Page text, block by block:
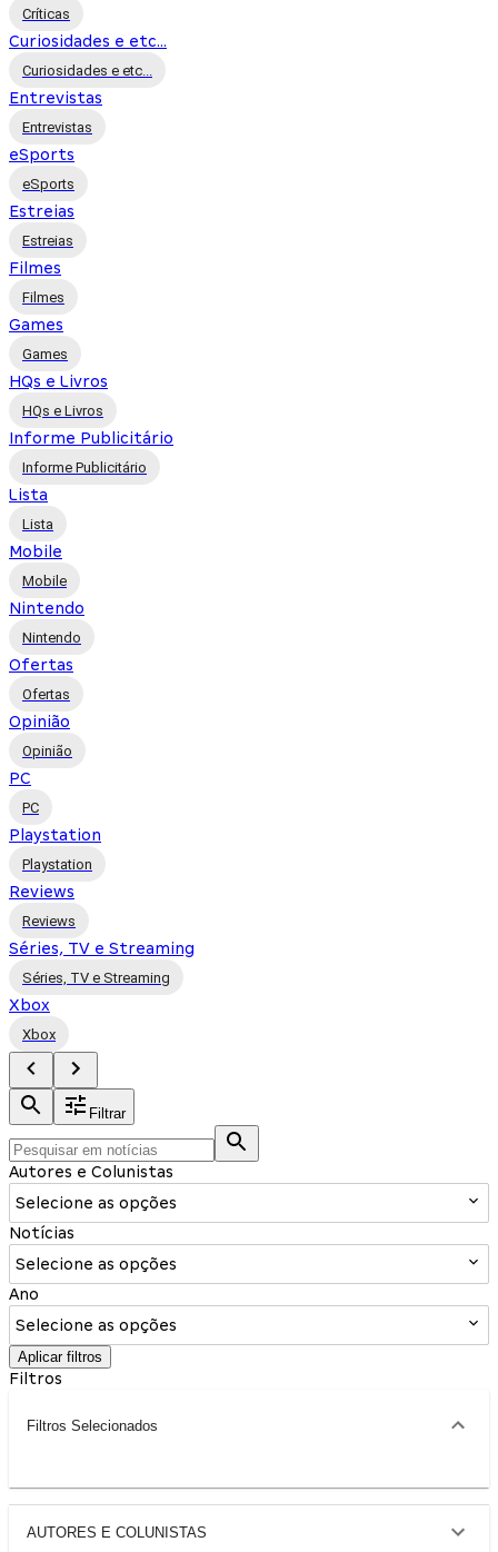
Críticas
Curiosidades e etc...
Curiosidades e etc...
Entrevistas
Entrevistas
eSports
eSports
Estreias
Estreias
Filmes
Filmes
Games
Games
HQs e Livros
HQs e Livros
Informe Publicitário
Informe Publicitário
Lista
Lista
Mobile
Mobile
Nintendo
Nintendo
Ofertas
Ofertas
Opinião
Opinião
PC
PC
Playstation
Playstation
Reviews
Reviews
Séries, TV e Streaming
Séries, TV e Streaming
Xbox
Xbox
Filtrar
Autores e Colunistas
Selecione as opções
Notícias
Selecione as opções
Ano
Selecione as opções
Aplicar filtros
Filtros
Filtros Selecionados
AUTORES E COLUNISTAS